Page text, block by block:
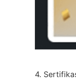
4.